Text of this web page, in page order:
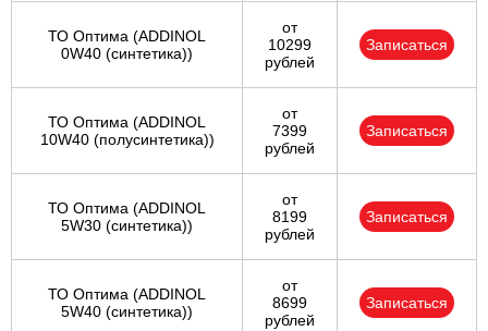
ТО Оптима (ADDINOL
0W40 (синтетика))
от
10299
рублей
Записаться
ТО Оптима (ADDINOL
10W40 (полусинтетика))
от
7399
рублей
Записаться
ТО Оптима (ADDINOL
5W30 (синтетика))
от
8199
рублей
Записаться
ТО Оптима (ADDINOL
5W40 (синтетика))
от
8699
рублей
Записаться